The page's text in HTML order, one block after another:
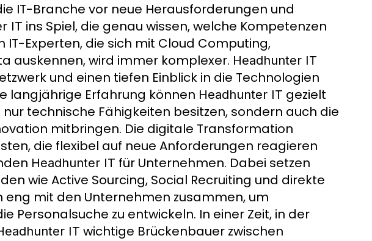
IT-Branche vor neue Herausforderungen und
IT ins Spiel, die genau wissen, welche Kompetenzen
IT-Experten, die sich mit Cloud Computing,
auskennen, wird immer komplexer. Headhunter IT
und einen tiefen Einblick in die Technologien
langjährige Erfahrung können Headhunter IT gezielt
technische Fähigkeiten besitzen, sondern auch die
mitbringen. Die digitale Transformation
die flexibel auf neue Anforderungen reagieren
Headhunter IT für Unternehmen. Dabei setzen
wie Active Sourcing, Social Recruiting und direkte
eng mit den Unternehmen zusammen, um
Personalsuche zu entwickeln. In einer Zeit, in der
IT wichtige Brückenbauer zwischen